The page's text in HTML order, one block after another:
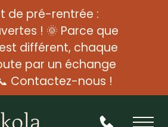
de pré-rentrée :
! 🌞 Parce que
différent, chaque
par un échange
Contactez-nous !